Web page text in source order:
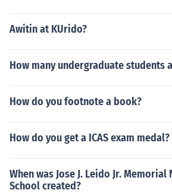
Awitin at KUrido?
How many undergraduate students
How do you footnote a book?
How do you get a ICAS exam medal?
When was Jose J. Leido Jr.
School created?